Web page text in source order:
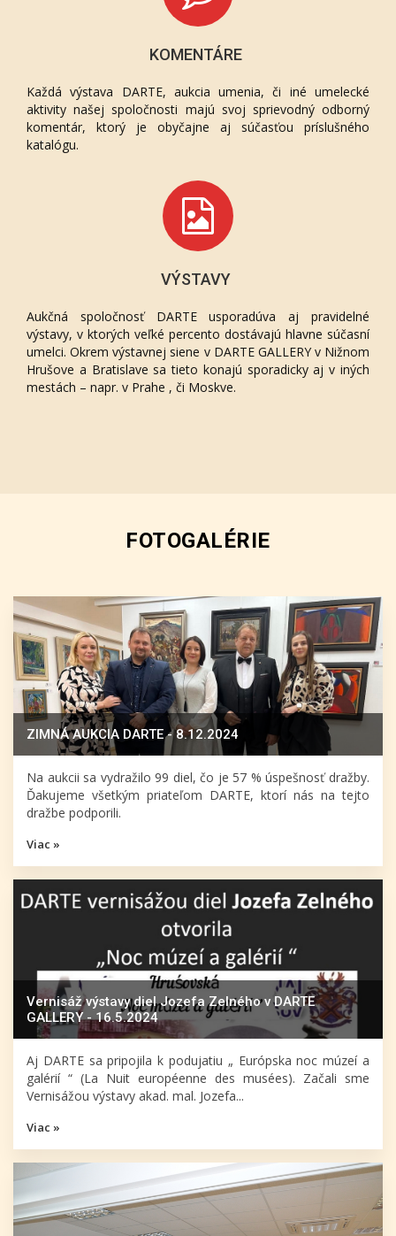
KOMENTÁRE
Každá výstava DARTE, aukcia umenia, či iné umelecké
aktivity našej spoločnosti majú svoj sprievodný odborný
komentár, ktorý je obyčajne aj súčasťou príslušného
katalógu.
VÝSTAVY
Aukčná spoločnosť DARTE usporadúva aj pravidelné
výstavy, v ktorých veľké percento dostávajú hlavne súčasní
umelci. Okrem výstavnej siene v DARTE GALLERY v Nižnom
Hrušove a Bratislave sa tieto konajú sporadicky aj v iných
mestách – napr. v Prahe , či Moskve.
FOTOGALÉRIE
ZIMNÁ AUKCIA DARTE - 8.12.2024
Na aukcii sa vydražilo 99 diel, čo je 57 % úspešnosť dražby.
Ďakujeme všetkým priateľom DARTE, ktorí nás na tejto
dražbe podporili.
Viac »
Vernisáž výstavy diel Jozefa Zelného v DARTE
GALLERY - 16.5.2024
Aj DARTE sa pripojila k podujatiu „ Európska noc múzeí a
galérií “ (La Nuit européenne des musées). Začali sme
Vernisážou výstavy akad. mal. Jozefa...
Viac »